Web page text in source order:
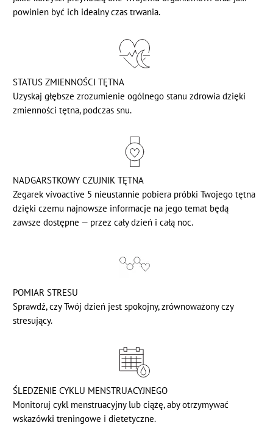
powinien być ich idealny czas trwania.
STATUS ZMIENNOŚCI TĘTNA
Uzyskaj głębsze zrozumienie ogólnego stanu zdrowia dzięki
zmienności tętna, podczas snu.
NADGARSTKOWY CZUJNIK TĘTNA
Zegarek vívoactive 5 nieustannie pobiera próbki Twojego tętna
dzięki czemu najnowsze informacje na jego temat będą
zawsze dostępne — przez cały dzień i całą noc.
POMIAR STRESU
Sprawdź, czy Twój dzień jest spokojny, zrównoważony czy
stresujący.
ŚLEDZENIE CYKLU MENSTRUACYJNEGO
Monitoruj cykl menstruacyjny lub ciążę, aby otrzymywać
wskazówki treningowe i dietetyczne.